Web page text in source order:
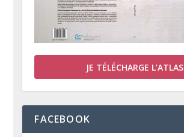
JE TÉLÉCHARGE L’ATLAS
FACEBOOK